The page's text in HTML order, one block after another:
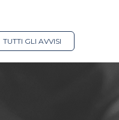
TUTTI GLI AVVISI